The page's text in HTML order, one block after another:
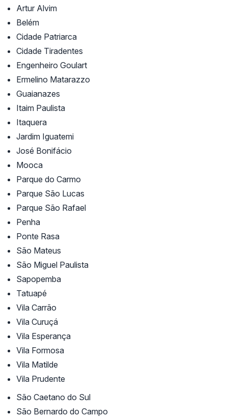
Artur Alvim
Belém
Cidade Patriarca
Cidade Tiradentes
Engenheiro Goulart
Ermelino Matarazzo
Guaianazes
Itaim Paulista
Itaquera
Jardim Iguatemi
José Bonifácio
Mooca
Parque do Carmo
Parque São Lucas
Parque São Rafael
Penha
Ponte Rasa
São Mateus
São Miguel Paulista
Sapopemba
Tatuapé
Vila Carrão
Vila Curuçá
Vila Esperança
Vila Formosa
Vila Matilde
Vila Prudente
São Caetano do Sul
São Bernardo do Campo